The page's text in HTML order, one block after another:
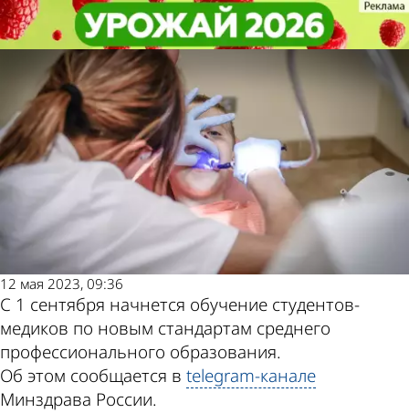
Акушерок будут учить на 4 месяца
меньше, а стоматологов - на год
Учеба
12 мая 2023, 09:36
С 1 сентября начнется обучение студентов-
медиков по новым стандартам среднего
профессионального образования.
Об этом сообщается в telegram-канале
Минздрава России.
Акушерок будут учить на 4 месяца
меньше, а стоматологов - на год
Учеба
Другие новости
по теме
Погода и курсы
валют в Пензе